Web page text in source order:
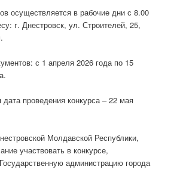
осуществляется в рабочие дни с 8.00
г. Днестровск, ул. Строителей, 25,
с 1 апреля 2026 года по 15
проведения конкурса – 22 мая
Молдавской Республики,
участвовать в конкурсе,
администрацию города